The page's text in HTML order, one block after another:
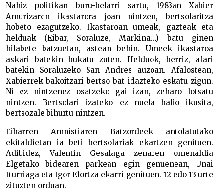
Nahiz politikan buru-belarri sartu, 1983an Xabier
Amurizaren ikastarora joan nintzen, bertsolaritza
hobeto ezagutzeko. Ikastaroan umeak, gazteak eta
helduak (Eibar, Soraluze, Markina…) batu ginen
hilabete batzuetan, astean behin. Umeek ikastaroa
askari batekin bukatu zuten. Helduok, berriz, afari
batekin Soraluzeko San Andres auzoan. Afalostean,
Xabierrek bakoitzari bertso bat idazteko eskatu zigun.
Ni ez nintzenez osatzeko gai izan, zeharo lotsatu
nintzen. Bertsolari izateko ez nuela balio ikusita,
bertsozale bihurtu nintzen.
Eibarren Amnistiaren Batzordeek antolatutako
ekitaldietan ia beti bertsolariak ekartzen genituen.
Adibidez, Valentin Gesalaga zenaren omenaldia
Elgetako bidearen parkean egin genuenean, Unai
Iturriaga eta Igor Elortza ekarri genituen. 12 edo 13 urte
zituzten orduan.